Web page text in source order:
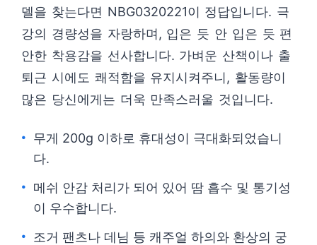
델을 찾는다면 NBG0320221이 정답입니다. 극
강의 경량성을 자랑하며, 입은 듯 안 입은 듯 편
안한 착용감을 선사합니다. 가벼운 산책이나 출
퇴근 시에도 쾌적함을 유지시켜주니, 활동량이
많은 당신에게는 더욱 만족스러울 것입니다.
무게 200g 이하로 휴대성이 극대화되었습니
다.
메쉬 안감 처리가 되어 있어 땀 흡수 및 통기성
이 우수합니다.
조거 팬츠나 데님 등 캐주얼 하의와 환상의 궁